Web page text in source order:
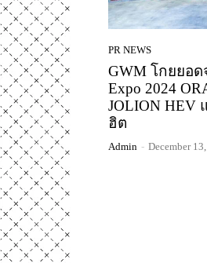
PR NEWS
GWM โกยยอด
Expo 2024
JOLION HEV
ฮิต
Admin - December